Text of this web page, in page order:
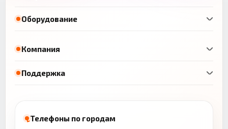
Оборудование
Компания
Поддержка
Телефоны по городам